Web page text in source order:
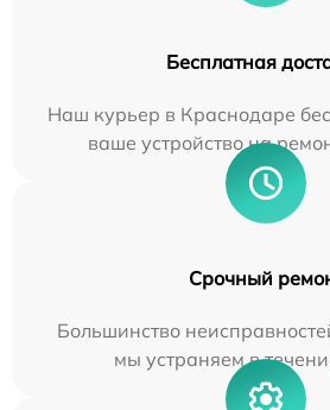
Бесплатная
Наш курьер в Краснодаре
ваше устройство на
Срочный
Большинство
мы устраняем в